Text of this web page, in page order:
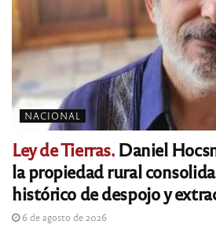
NACIONAL
Ley de Tierras.Daniel
la propiedad rural
histórico de despojo y
6 de agosto de 2026